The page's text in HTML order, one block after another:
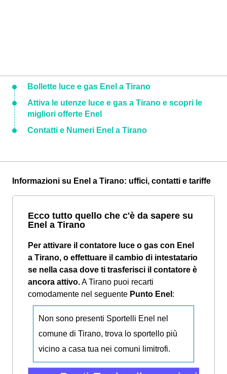
Bollette luce e gas Enel a Tirano
Attiva le utenze luce e gas a Tirano e scopri le
migliori offerte Enel
Contatti e Numeri Enel a Tirano
Informazioni su Enel a Tirano: uffici, contatti e tariffe
Ecco tutto quello che c'è da sapere su
Enel a Tirano
Per attivare il contatore luce o gas con Enel
a Tirano, o effettuare il cambio di intestatario
se nella casa dove ti trasferisci il contatore è
ancora attivo.A Tirano puoi recarti
comodamente nel seguente Punto Enel :
Non sono presenti Sportelli Enel nel
comune di Tirano, trova lo sportello più
vicino a casa tua nei comuni limitrofi.